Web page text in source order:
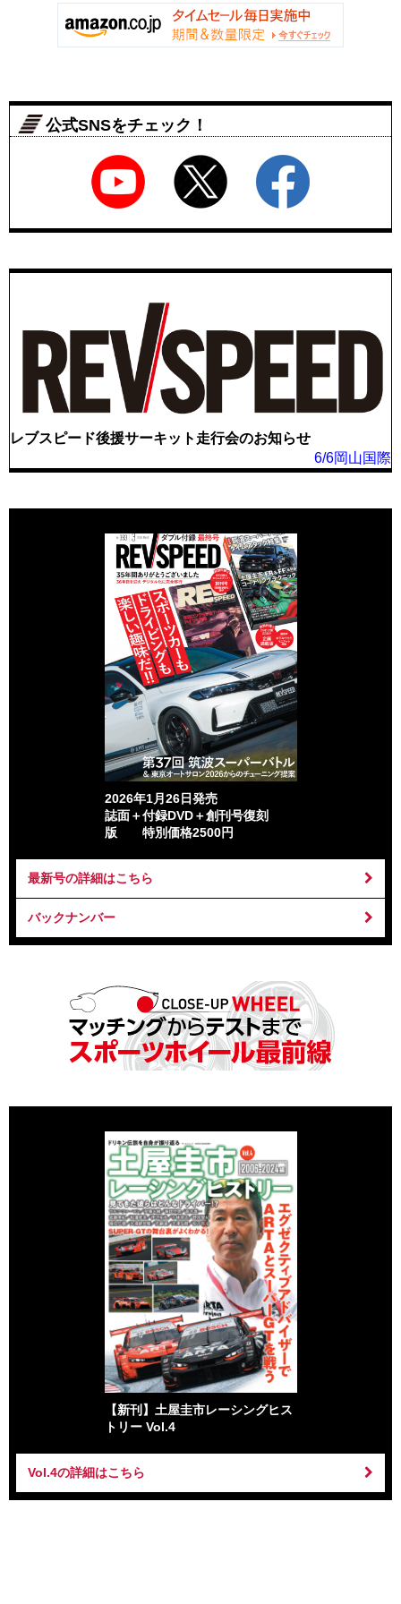
公式SNSをチェック！
レブスピード後援サーキット走行会のお知らせ
6/6岡山国際
2026年1月26日発売
誌面＋付録DVD＋創刊号復刻
版 特別価格2500円
最新号の詳細はこちら
バックナンバー
【新刊】土屋圭市レーシングヒス
トリー Vol.4
Vol.4の詳細はこちら